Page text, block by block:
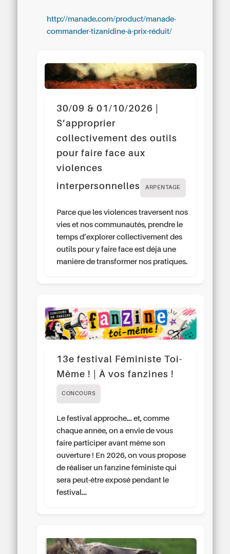
http://manade.com/product/manade-
commander-tizanidine-à-prix-réduit/
30/09 & 01/10/2026 |
S’approprier
collectivement des outils
pour faire face aux
violences
interpersonnelles
ARPENTAGE
Parce que les violences traversent nos
vies et nos communautés, prendre le
temps d’explorer collectivement des
outils pour y faire face est déjà une
manière de transformer nos pratiques.
13e festival Féministe Toi-
Même ! | À vos fanzines !
CONCOURS
Le festival approche… et, comme
chaque année, on a envie de vous
faire participer avant même son
ouverture ! En 2026, on vous propose
de réaliser un fanzine féministe qui
sera peut-être exposé pendant le
festival…